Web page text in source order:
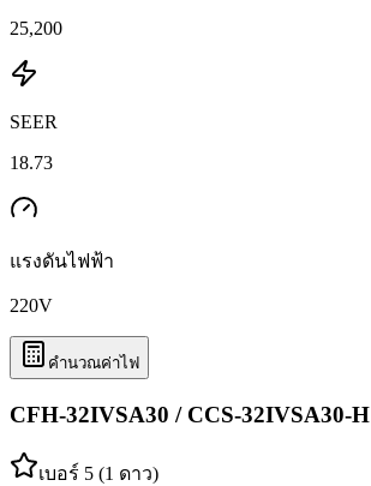
25,200
SEER
18.73
แรงดันไฟฟ้า
220V
คำนวณค่าไฟ
CFH-32IVSA30 / CCS-32IVSA30-H
เบอร์ 5 (1 ดาว)